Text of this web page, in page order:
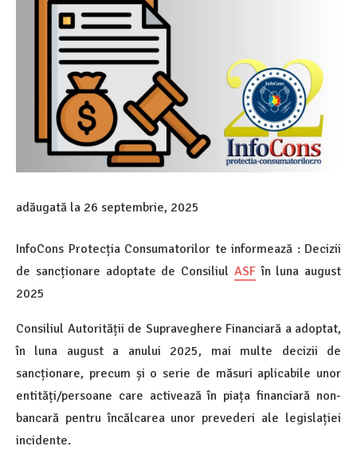
adăugată la 26 septembrie, 2025
InfoCons Protecția Consumatorilor te informează : Decizii
de sancționare adoptate de Consiliul ASFîn luna august
2025
Consiliul Autorității de Supraveghere Financiară a adoptat,
în luna august a anului 2025, mai multe decizii de
sancționare, precum și o serie de măsuri aplicabile unor
entități/persoane care activează în piața financiară non-
bancară pentru încălcarea unor prevederi ale legislației
incidente.